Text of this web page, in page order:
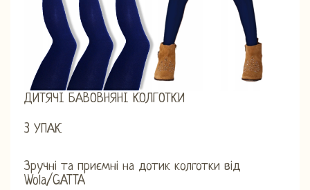
ДИТЯЧІ БАВОВНЯНІ КОЛГОТКИ
3 УПАК
Зручні та приємні на дотик колготки від
Wola/GATTA